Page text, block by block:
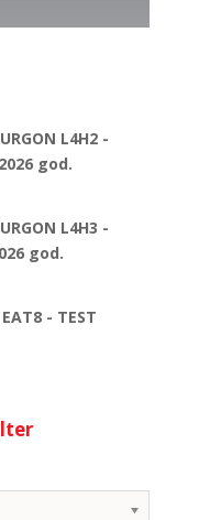
L4H2 -
god.
L4H3 -
god.
- TEST